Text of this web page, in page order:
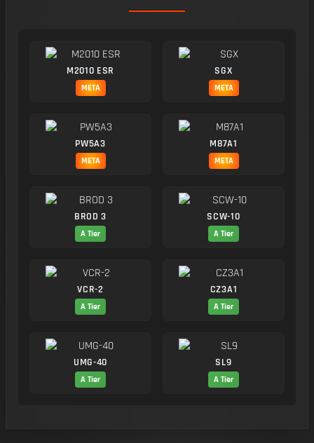
M2010 ESR
META
SGX
META
PW5A3
META
M87A1
META
BROD 3
A Tier
SCW-10
A Tier
VCR-2
A Tier
CZ3A1
A Tier
UMG-40
A Tier
SL9
A Tier